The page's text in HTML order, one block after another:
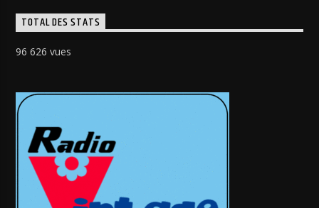
TOTAL DES STATS
96 626 vues